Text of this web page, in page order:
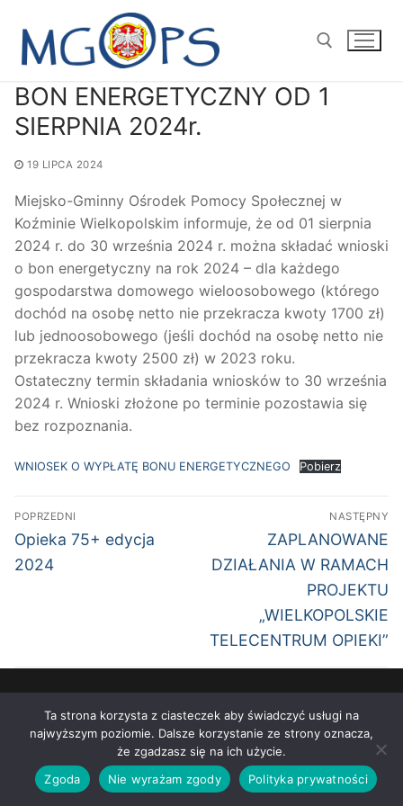
treści
Szukaj:
BON ENERGETYCZNY OD 1
SIERPNIA 2024r.
19 LIPCA 2024
Miejsko-Gminny Ośrodek Pomocy Społecznej w
Koźminie Wielkopolskim informuje, że od 01 sierpnia
2024 r. do 30 września 2024 r. można składać wnioski
o bon energetyczny na rok 2024 – dla każdego
gospodarstwa domowego wieloosobowego (którego
dochód na osobę netto nie przekracza kwoty 1700 zł)
lub jednoosobowego (jeśli dochód na osobę netto nie
przekracza kwoty 2500 zł) w 2023 roku.
Ostateczny termin składania wniosków to 30 września
2024 r. Wnioski złożone po terminie pozostawia się
bez rozpoznania.
WNIOSEK O WYPŁATĘ BONU ENERGETYCZNEGO Pobierz
Nawigacja
wpisu
POPRZEDNI
Poprzedni
wpis:
Opieka 75+ edycja
2024
NASTĘPNY
Następny
wpis:
ZAPLANOWANE
DZIAŁANIA W RAMACH
PROJEKTU
„WIELKOPOLSKIE
TELECENTRUM OPIEKI”
Społecznej – Koźmin Wlkp. – Wspierany przez Customify
Ta strona korzysta z ciasteczek aby świadczyć usługi na
najwyższym poziomie. Dalsze korzystanie ze strony oznacza,
że zgadzasz się na ich użycie.
Zgoda
Nie wyrażam zgody Polityka prywatności